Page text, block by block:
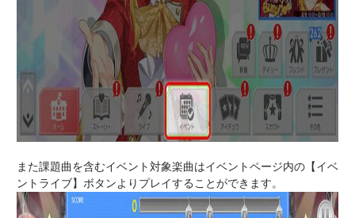
また課題曲を含むイベント対象楽曲はイベントページ内の【イベ
ントライブ】ボタンよりプレイすることができます。